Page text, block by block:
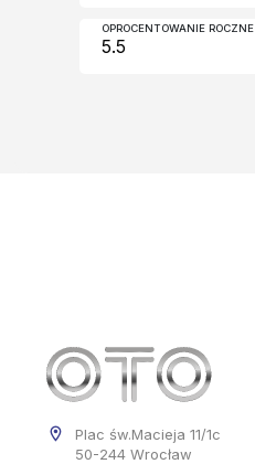
OPROCENTOWANIE ROCZNE
Plac św.Macieja 11/1c
50-244 Wrocław